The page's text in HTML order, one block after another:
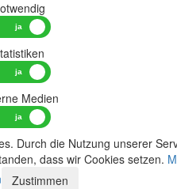
Medien
Durch die Nutzung unserer
dass wir Cookies setzen.
Zustimmen